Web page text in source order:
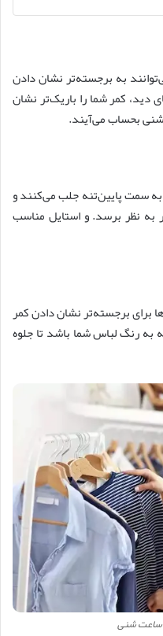
به برجسته‌تر نشان دادن
دید، کمر شما را باریک‌تر نشان
بحساب می‌آیند.
به سمت پایین‌تنه جلب می‌کنند و
به نظر برسد. و استایل مناسب
برای برجسته‌تر نشان دادن کمر
به رنگ لباس شما باشد تا جلوه
ساعت شنی